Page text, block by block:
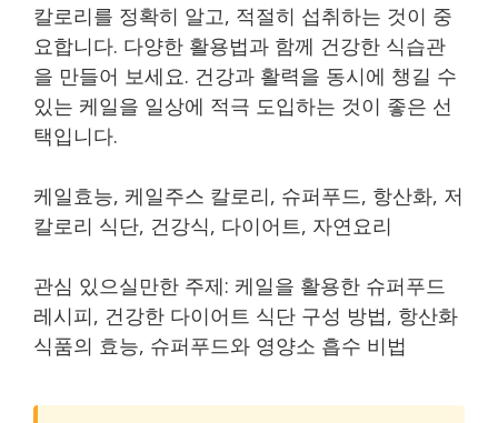
칼로리를 정확히 알고, 적절히 섭취하는 것이 중
요합니다. 다양한 활용법과 함께 건강한 식습관
을 만들어 보세요. 건강과 활력을 동시에 챙길 수
있는 케일을 일상에 적극 도입하는 것이 좋은 선
택입니다.
케일효능, 케일주스 칼로리, 슈퍼푸드, 항산화, 저
칼로리 식단, 건강식, 다이어트, 자연요리
관심 있으실만한 주제: 케일을 활용한 슈퍼푸드
레시피, 건강한 다이어트 식단 구성 방법, 항산화
식품의 효능, 슈퍼푸드와 영양소 흡수 비법